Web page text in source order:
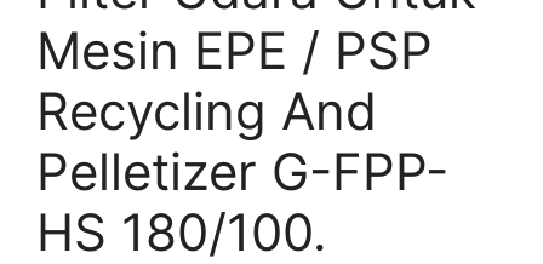
Mesin EPE / PSP
Recycling And
Pelletizer G-FPP-
HS 180/100.